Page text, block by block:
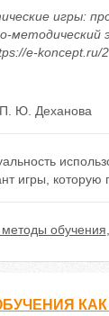
игры:
e-koncept.ru/
Ю. Деханова
игры, которую
обучения